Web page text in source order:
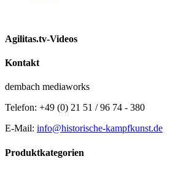
Agilitas.tv-Videos
Kontakt
dembach mediaworks
Telefon: +49 (0) 21 51 / 96 74 - 380
E-Mail: info@historische-kampfkunst.de
Produktkategorien